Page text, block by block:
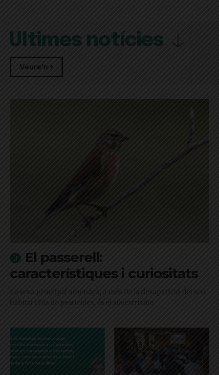
Últimes notícies
Veure'n +
El passerell:
característiques i curiositats
La seva principal amenaça, a més de la desaparició del seu
hàbitat i l'ús de pesticides, és el silvestrisme